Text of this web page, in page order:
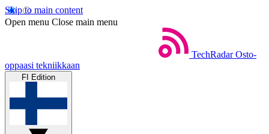
Skip to main content
Open menu Close main menu
TechRadar Osto-
oppaasi tekniikkaan
FI Edition